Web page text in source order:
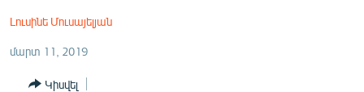
Լուսինե Մուսայելյան
մարտ 11, 2019
Կիսվել